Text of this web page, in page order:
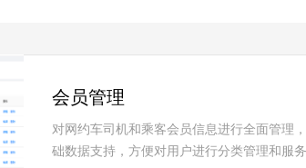
会员管理
对网约车司机和乘客会员信息进行全面管理
础数据支持，方便对用户进行分类管理和服